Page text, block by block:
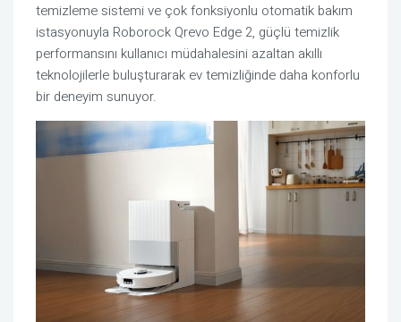
temizleme sistemi ve çok fonksiyonlu otomatik bakım
istasyonuyla Roborock Qrevo Edge 2, güçlü temizlik
performansını kullanıcı müdahalesini azaltan akıllı
teknolojilerle buluşturarak ev temizliğinde daha konforlu
bir deneyim sunuyor.